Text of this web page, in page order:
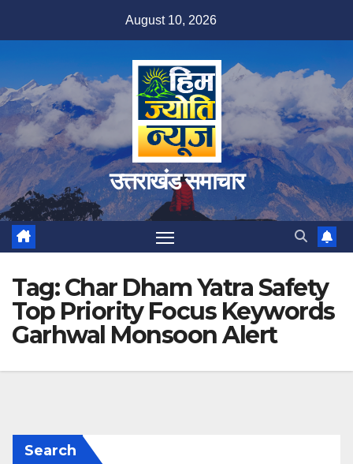
August 10, 2026
उत्तराखंड समाचार
Tag:Char Dham Yatra Safety
Top Priority Focus Keywords
Garhwal Monsoon Alert
Search